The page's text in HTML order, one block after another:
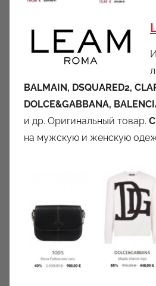
BALMAIN, DSQUARED2,
DOLCE&GABBANA,
и др. Оригинальный товар.
на мужскую и женскую